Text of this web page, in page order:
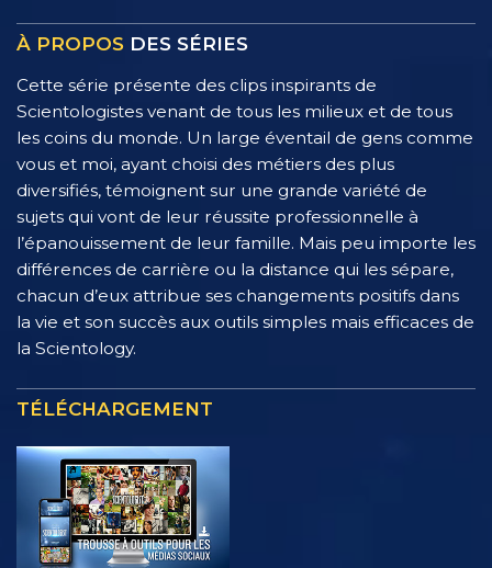
À PROPOS DES SÉRIES
Cette série présente des clips inspirants de
Scientologistes venant de tous les milieux et de tous
les coins du monde. Un large éventail de gens comme
vous et moi, ayant choisi des métiers des plus
diversifiés, témoignent sur une grande variété de
sujets qui vont de leur réussite professionnelle à
l’épanouissement de leur famille. Mais peu importe les
différences de carrière ou la distance qui les sépare,
chacun d’eux attribue ses changements positifs dans
la vie et son succès aux outils simples mais efficaces de
la Scientology.
TÉLÉCHARGEMENT